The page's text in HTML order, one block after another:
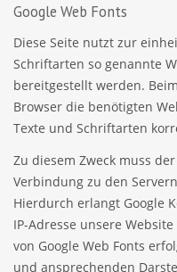
Google Web Fonts
Diese Seite nutzt zur
Schriftarten so genannte
bereitgestellt werden.
Browser die benötigten
Texte und Schriftarten
Zu diesem Zweck muss
Verbindung zu den
Hierdurch erlangt Google
IP-Adresse unsere
von Google Web Fonts
und ansprechenden